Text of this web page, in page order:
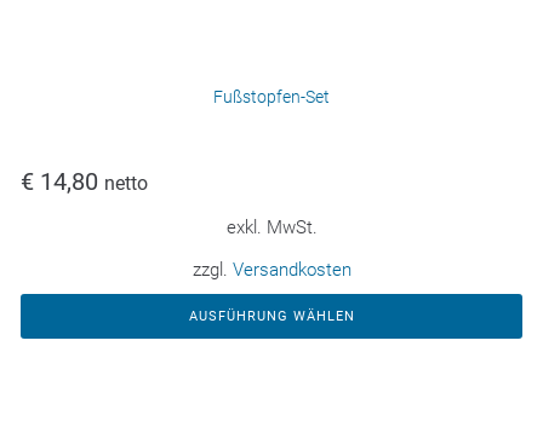
Fußstopfen-Set
€ 14,80 netto
exkl. MwSt.
zzgl. Versandkosten
AUSFÜHRUNG WÄHLEN